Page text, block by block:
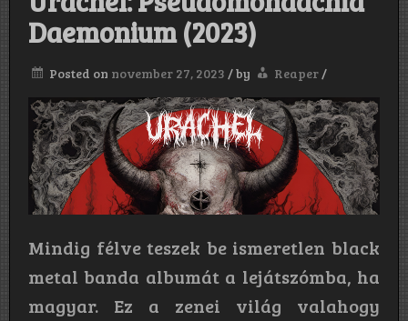
Daemonium (2023)
Posted on november 27, 2023 /by Reaper/
Mindig félve teszek be ismeretlen black
metal banda albumát a lejátszómba, ha
magyar. Ez a zenei világ valahogy